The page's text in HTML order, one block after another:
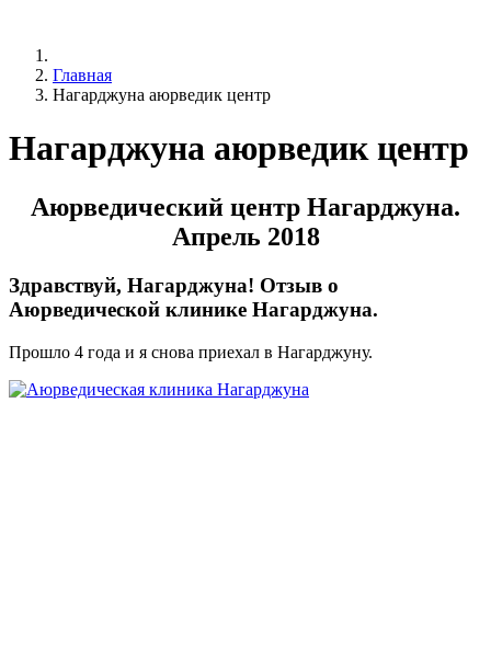
Главная
Нагарджуна аюрведик центр
Нагарджуна аюрведик центр
Аюрведический центр Нагарджуна.
Апрель 2018
Здравствуй, Нагарджуна! Отзыв о
Аюрведической клинике Нагарджуна.
Прошло 4 года и я снова приехал в Нагарджуну.